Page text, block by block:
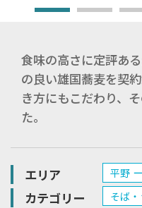
食味の高さに定評あ
の良い雄国蕎麦を契
き方にもこだわり、
た。
エリア 平野
カテゴリー そば